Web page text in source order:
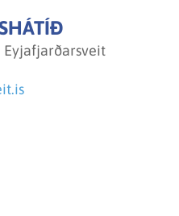
Eyjafjarðarsveit